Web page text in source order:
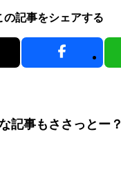
の記事をシェアする
記事もささっとー？